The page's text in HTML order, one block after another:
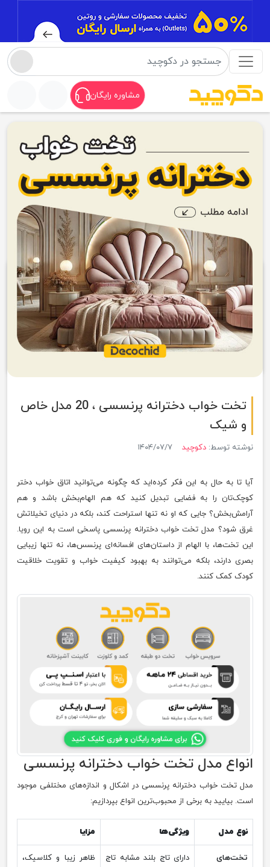
مشاوره رایگان
تخت خواب دخترانه پرنسسی ، 20 مدل خاص
و شیک
نوشته توسط: دکوچید ۱۴۰۴/۰۷/۷
آیا تا به حال به این فکر کرده‌اید که چگونه می‌توانید اتاق خواب دختر
کوچک‌تان را به فضایی تبدیل کنید که هم الهام‌بخش باشد و هم
آرامش‌بخش؟ جایی که او نه تنها استراحت کند، بلکه در دنیای تخیلاتش
غرق شود؟ مدل تخت خواب دخترانه پرنسسی پاسخی است به این رویا.
این تخت‌ها، با الهام از داستان‌های افسانه‌ای پرنسس‌ها، نه تنها زیبایی
بصری دارند، بلکه می‌توانند به بهبود کیفیت خواب و تقویت خلاقیت
کودک کمک کنند.
انواع مدل تخت خواب دخترانه پرنسسی
مدل تخت خواب دخترانه پرنسسی در اشکال و اندازه‌های مختلفی موجود
است. بیایید به برخی از محبوب‌ترین انواع بپردازیم:
نوع مدل ویژگی‌ها مزایا
تخت‌های
دارای تاج بلند مشابه تاج
ظاهر زیبا و کلاسیک،